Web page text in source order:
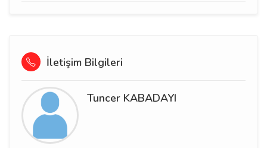
İletişim Bilgileri
Tuncer KABADAYI